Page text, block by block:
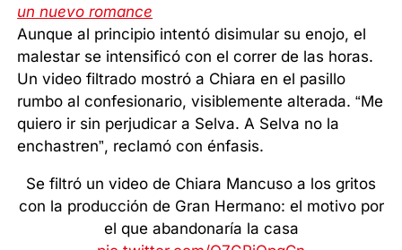
un nuevo romance
Aunque al principio intentó disimular su enojo, el
malestar se intensificó con el correr de las horas.
Un video filtrado mostró a Chiara en el pasillo
rumbo al confesionario, visiblemente alterada. “Me
quiero ir sin perjudicar a Selva. A Selva no la
enchastren”, reclamó con énfasis.
Se filtró un video de Chiara Mancuso a los gritos
con la producción de Gran Hermano: el motivo por
el que abandonaría la casa